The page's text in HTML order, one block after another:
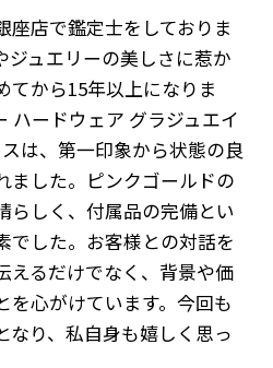
座店で鑑定士をしておりま
ジュエリーの美しさに惹か
てから15年以上になりま
ハードウェア グラジュエイ
は、第一印象から状態の良
ました。ピンクゴールドの
らしく、付属品の完備とい
でした。お客様との対話を
えるだけでなく、背景や価
を心がけています。今回も
なり、私自身も嬉しく思っ